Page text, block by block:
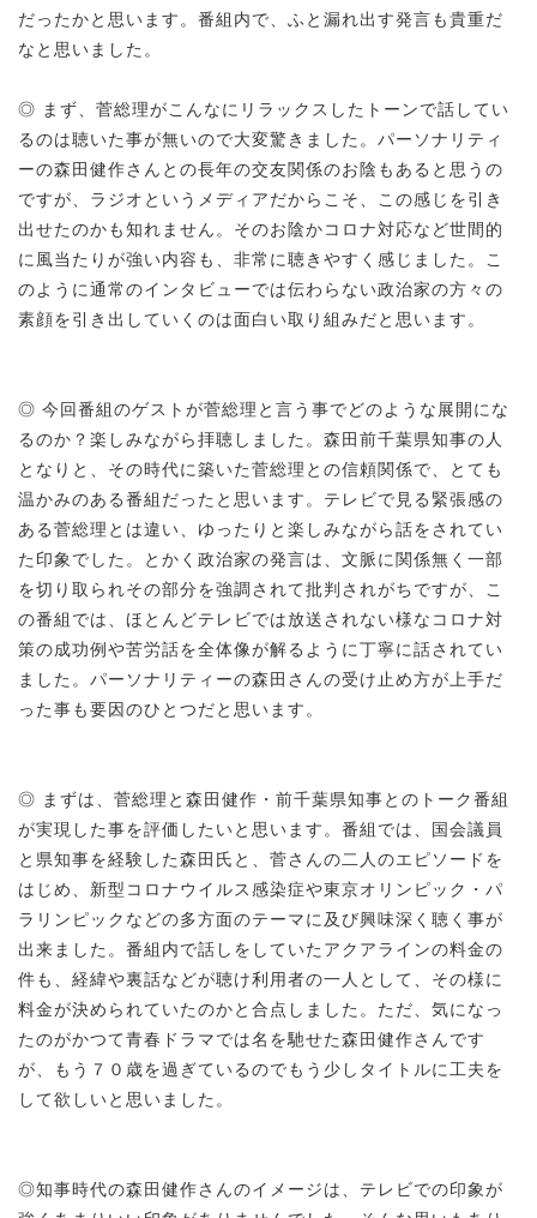
だったかと思います。番組内で、ふと漏れ出す発言も貴重だ
なと思いました。
◎ まず、菅総理がこんなにリラックスしたトーンで話してい
るのは聴いた事が無いので大変驚きました。パーソナリティ
ーの森田健作さんとの長年の交友関係のお陰もあると思うの
ですが、ラジオというメディアだからこそ、この感じを引き
出せたのかも知れません。そのお陰かコロナ対応など世間的
に風当たりが強い内容も、非常に聴きやすく感じました。こ
のように通常のインタビューでは伝わらない政治家の方々の
素顔を引き出していくのは面白い取り組みだと思います。
◎ 今回番組のゲストが菅総理と言う事でどのような展開にな
るのか？楽しみながら拝聴しました。森田前千葉県知事の人
となりと、その時代に築いた菅総理との信頼関係で、とても
温かみのある番組だったと思います。テレビで見る緊張感の
ある菅総理とは違い、ゆったりと楽しみながら話をされてい
た印象でした。とかく政治家の発言は、文脈に関係無く一部
を切り取られその部分を強調されて批判されがちですが、こ
の番組では、ほとんどテレビでは放送されない様なコロナ対
策の成功例や苦労話を全体像が解るように丁寧に話されてい
ました。パーソナリティーの森田さんの受け止め方が上手だ
った事も要因のひとつだと思います。
◎ まずは、菅総理と森田健作・前千葉県知事とのトーク番組
が実現した事を評価したいと思います。番組では、国会議員
と県知事を経験した森田氏と、菅さんの二人のエピソードを
はじめ、新型コロナウイルス感染症や東京オリンピック・パ
ラリンピックなどの多方面のテーマに及び興味深く聴く事が
出来ました。番組内で話しをしていたアクアラインの料金の
件も、経緯や裏話などが聴け利用者の一人として、その様に
料金が決められていたのかと合点しました。ただ、気になっ
たのがかつて青春ドラマでは名を馳せた森田健作さんです
が、もう７０歳を過ぎているのでもう少しタイトルに工夫を
して欲しいと思いました。
◎知事時代の森田健作さんのイメージは、テレビでの印象が